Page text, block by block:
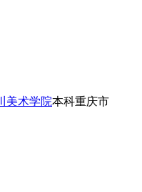
美术学院本科重庆市